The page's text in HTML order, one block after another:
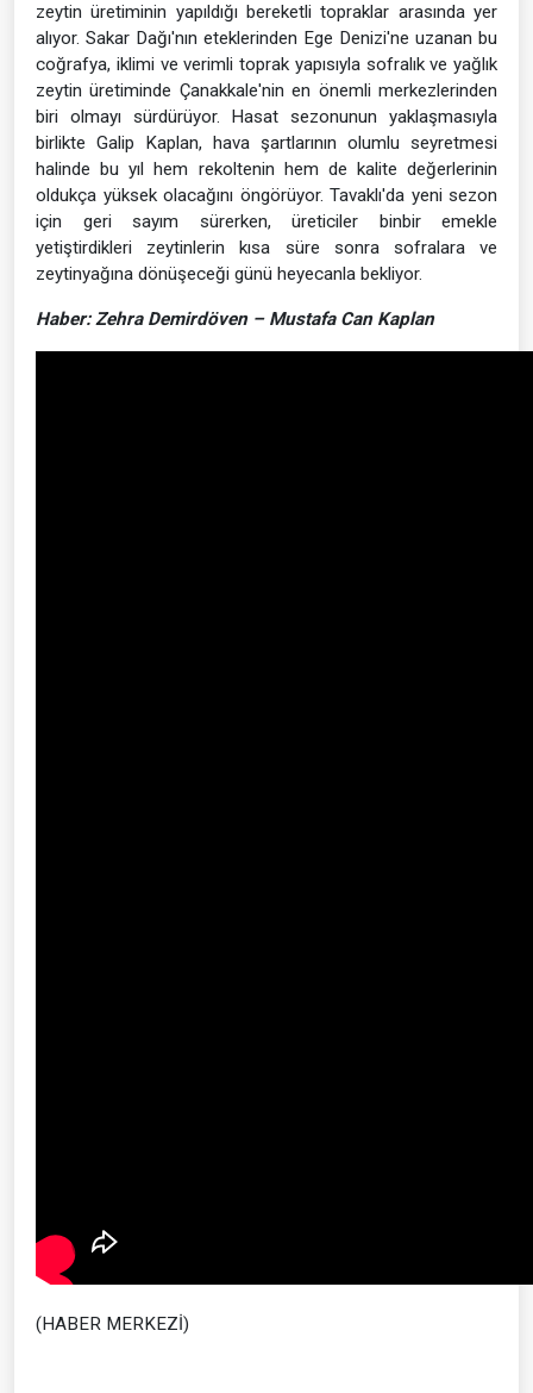
zeytin üretiminin yapıldığı bereketli topraklar arasında yer
alıyor. Sakar Dağı'nın eteklerinden Ege Denizi'ne uzanan bu
coğrafya, iklimi ve verimli toprak yapısıyla sofralık ve yağlık
zeytin üretiminde Çanakkale'nin en önemli merkezlerinden
biri olmayı sürdürüyor. Hasat sezonunun yaklaşmasıyla
birlikte Galip Kaplan, hava şartlarının olumlu seyretmesi
halinde bu yıl hem rekoltenin hem de kalite değerlerinin
oldukça yüksek olacağını öngörüyor. Tavaklı'da yeni sezon
için geri sayım sürerken, üreticiler binbir emekle
yetiştirdikleri zeytinlerin kısa süre sonra sofralara ve
zeytinyağına dönüşeceği günü heyecanla bekliyor.
Haber: Zehra Demirdöven – Mustafa Can Kaplan
(HABER MERKEZİ)